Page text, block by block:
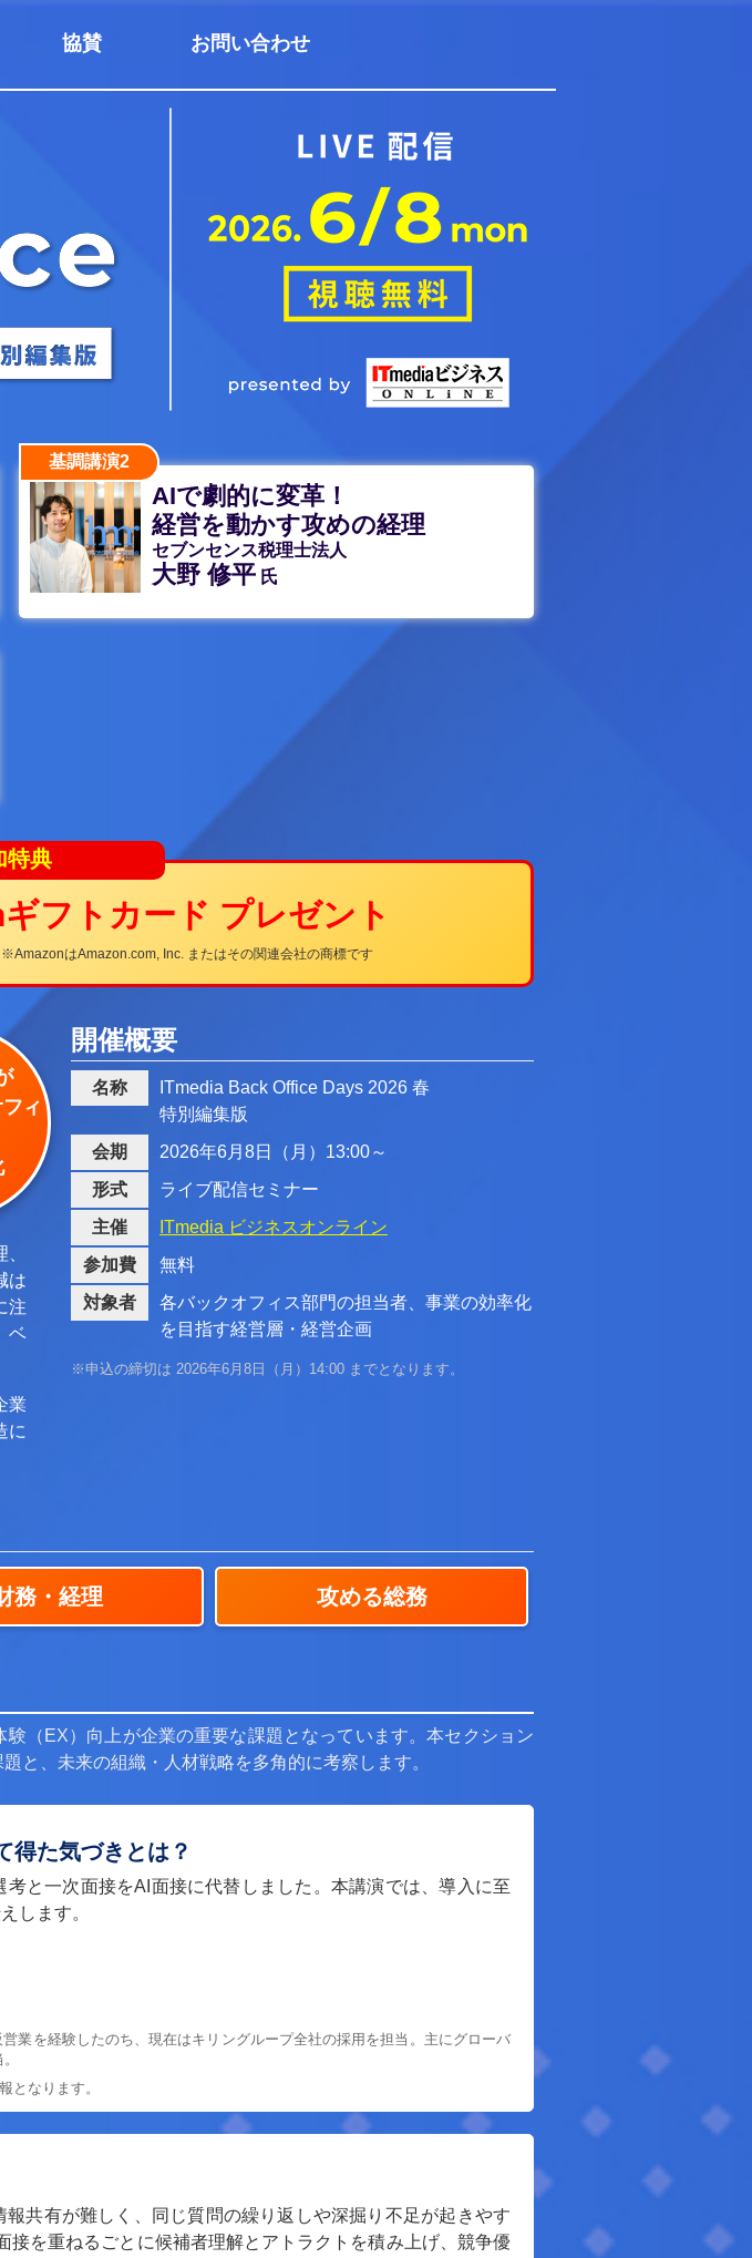
基調講演2
AIで劇的に変革！
経営を動かす攻めの経理
セブンセンス税理士法人
大野 修平氏
特典
フトカード プレゼント
はAmazon.com, Inc. またはその関連会社の商標です
ィ
は
注
ベ
業
に
開催概要
名称
ITmedia Back Office Days 2026 春
特別編集版
会期
2026年6月8日（月）13:00～
形式
ライブ配信セミナー
主催
ITmedia ビジネスオンライン
参加費
無料
対象者
各バックオフィス部門の担当者、事業の効率化
を目指す経営層・経営企画
※申込の締切は 2026年6月8日（月）14:00 までとなります。
務・経理 攻める総務
（EX）向上が企業の重要な課題となっています。本セクション
と、未来の組織・人材戦略を多角的に考察します。
た気づきとは？
と一次面接をAI面接に代替しました。本講演では、導入に至
します。
業を経験したのち、現在はキリングループ全社の採用を担当。主にグローバ
となります。
共有が難しく、同じ質問の繰り返しや深掘り不足が起きやす
を重ねるごとに候補者理解とアトラクトを積み上げ、競争優
協賛 お問い合わせ